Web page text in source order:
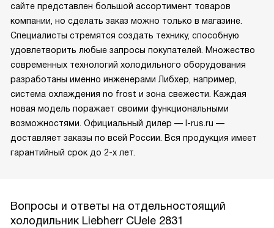
сайте представлен большой ассортимент товаров
компании, но сделать заказ можно только в магазине.
Специалисты стремятся создать технику, способную
удовлетворить любые запросы покупателей. Множество
современных технологий холодильного оборудования
разработаны именно инженерами Либхер, например,
система охлаждения no frost и зона свежести. Каждая
новая модель поражает своими функциональными
возможностями. Официальный дилер — l-rus.ru —
доставляет заказы по всей России. Вся продукция имеет
гарантийный срок до 2-х лет.
Вопросы и ответы на отдельностоящий
холодильник Liebherr CUele 2831